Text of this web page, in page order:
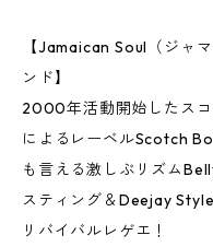
【Jamaican Soul（ジャ
ンド】
2000年活動開始したス
によるレーベルScotch
も言える激しぶリズム
スティング＆Deejay
リバイバルレゲエ！